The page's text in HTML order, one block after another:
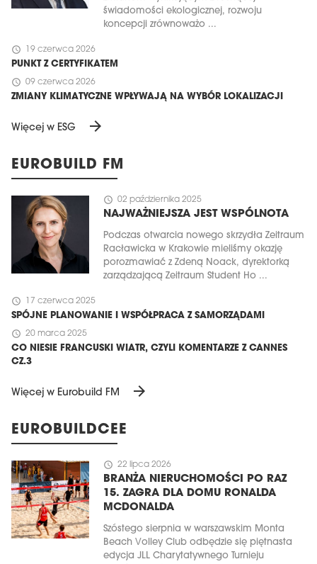
świadomości ekologicznej, rozwoju
koncepcji zrównoważo ...
schedule 19 czerwca 2026
PUNKT Z CERTYFIKATEM
schedule 09 czerwca 2026
ZMIANY KLIMATYCZNE WPŁYWAJĄ NA WYBÓR LOKALIZACJI
Więcej w ESG arrow_forward
EUROBUILD FM
schedule 02 października 2025
NAJWAŻNIEJSZA JEST WSPÓLNOTA
Podczas otwarcia nowego skrzydła Zeitraum
Racławicka w Krakowie mieliśmy okazję
porozmawiać z Zdeną Noack, dyrektorką
zarządzającą Zeitraum Student Ho ...
schedule 17 czerwca 2025
SPÓJNE PLANOWANIE I WSPÓŁPRACA Z SAMORZĄDAMI
schedule 20 marca 2025
CO NIESIE FRANCUSKI WIATR, CZYLI KOMENTARZE Z CANNES
CZ.3
Więcej w Eurobuild FM arrow_forward
EUROBUILDCEE
schedule 22 lipca 2026
BRANŻA NIERUCHOMOŚCI PO RAZ
15. ZAGRA DLA DOMU RONALDA
MCDONALDA
Szóstego sierpnia w warszawskim Monta
Beach Volley Club odbędzie się piętnasta
edycja JLL Charytatywnego Turnieju